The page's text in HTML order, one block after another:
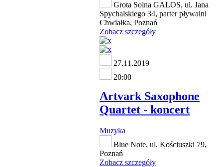
Grota Solna GALOS, ul. Jana
Spychalskiego 34, parter pływalni
Chwiałka, Poznań
Zobacz szczegóły
27.11.2019
20:00
Artvark Saxophone
Quartet - koncert
Muzyka
Blue Note, ul. Kościuszki 79,
Poznań
Zobacz szczegóły